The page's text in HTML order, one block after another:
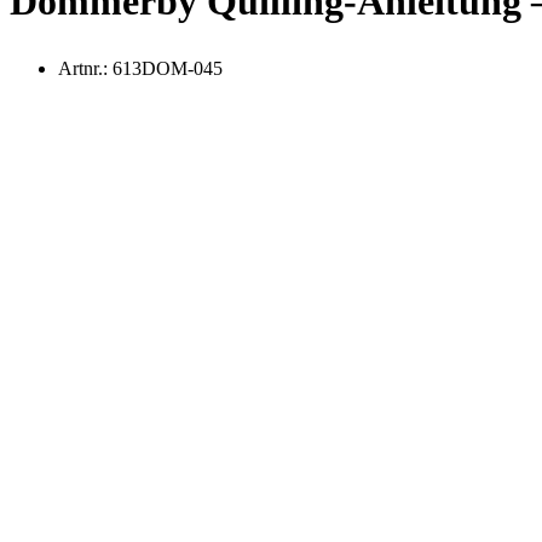
Artnr.: 613DOM-045